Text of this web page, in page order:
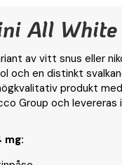
All White
av vitt snus eller
och en distinkt
produkt
Group och
mg: